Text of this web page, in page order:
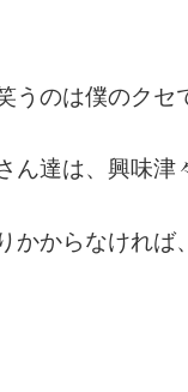
うのは僕のク
ん達は、興味津
かからなければ